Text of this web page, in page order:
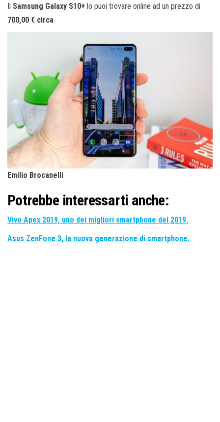
Il Samsung Galaxy S10+ lo puoi trovare online ad un prezzo di
700,00 € circa.
Emilio Brocanelli
Potrebbe interessarti anche:
Vivo Apex 2019, uno dei migliori smartphone del 2019.
Asus ZenFone 3, la nuova generazione di smartphone.